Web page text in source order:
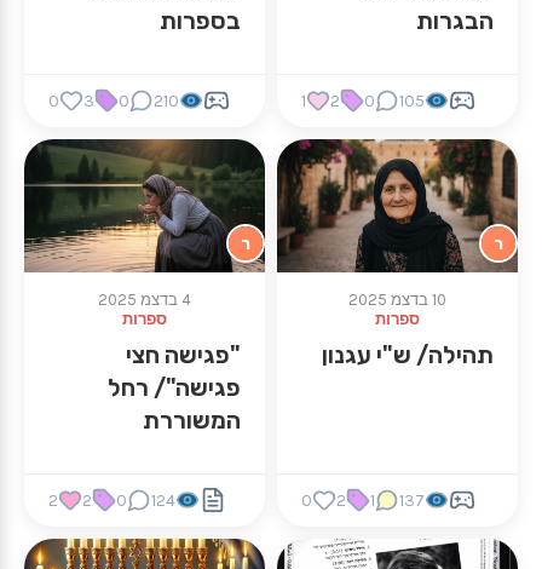
הבגרות
105
0
2
1
בספרות
210
0
3
0
ר
10 בדצמ 2025
ספרות
תהילה/ ש"י עגנון
137
1
2
0
ר
4 בדצמ 2025
ספרות
"פגישה חצי
פגישה"/ רחל
המשוררת
124
0
2
2